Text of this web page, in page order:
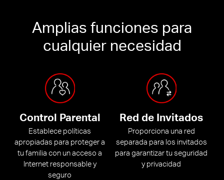
Amplias funciones para
cualquier necesidad
Control Parental
Establece políticas
apropiadas para proteger a
tu familia con un acceso a
Internet responsable y
seguro
Red de Invitados
Proporciona una red
separada para los invitados
para garantizar tu seguridad
y privacidad